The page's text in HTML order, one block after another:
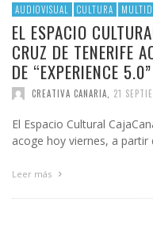
AUDIOVISUAL CULTURA
EL ESPACIO
CRUZ DE TENERIFE
DE “EXPERIENCE
CREATIVA CANARIA 21
El Espacio Cultural
acoge hoy viernes, a
Leer más